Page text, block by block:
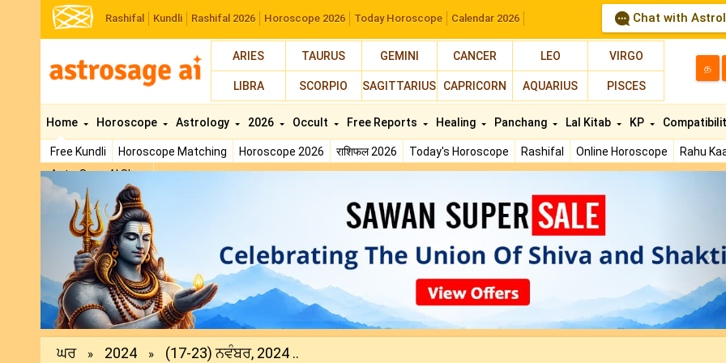
Rashifal Kundli Rashifal 2026 Horoscope 2026 Today Horoscope Calendar 2026 Chat with
ARIES TAURUS GEMINI CANCER LEO VIRGO
LIBRA SCORPIO SAGITTARIUS CAPRICORN AQUARIUS PISCES
த
Home
Free Kundli Horoscope Matching Horoscope 2026 राशिफल 2026 Today's Horoscope Rashifal Online Horoscope Rahu
AstroSage AI Shop
Horoscope Astrology 2026 Occult Free Reports Healing Panchang Lal Kitab KP
Previous
ਘਰ » 2024 » (17-23) ਨਵੰਬਰ, 2024 ..